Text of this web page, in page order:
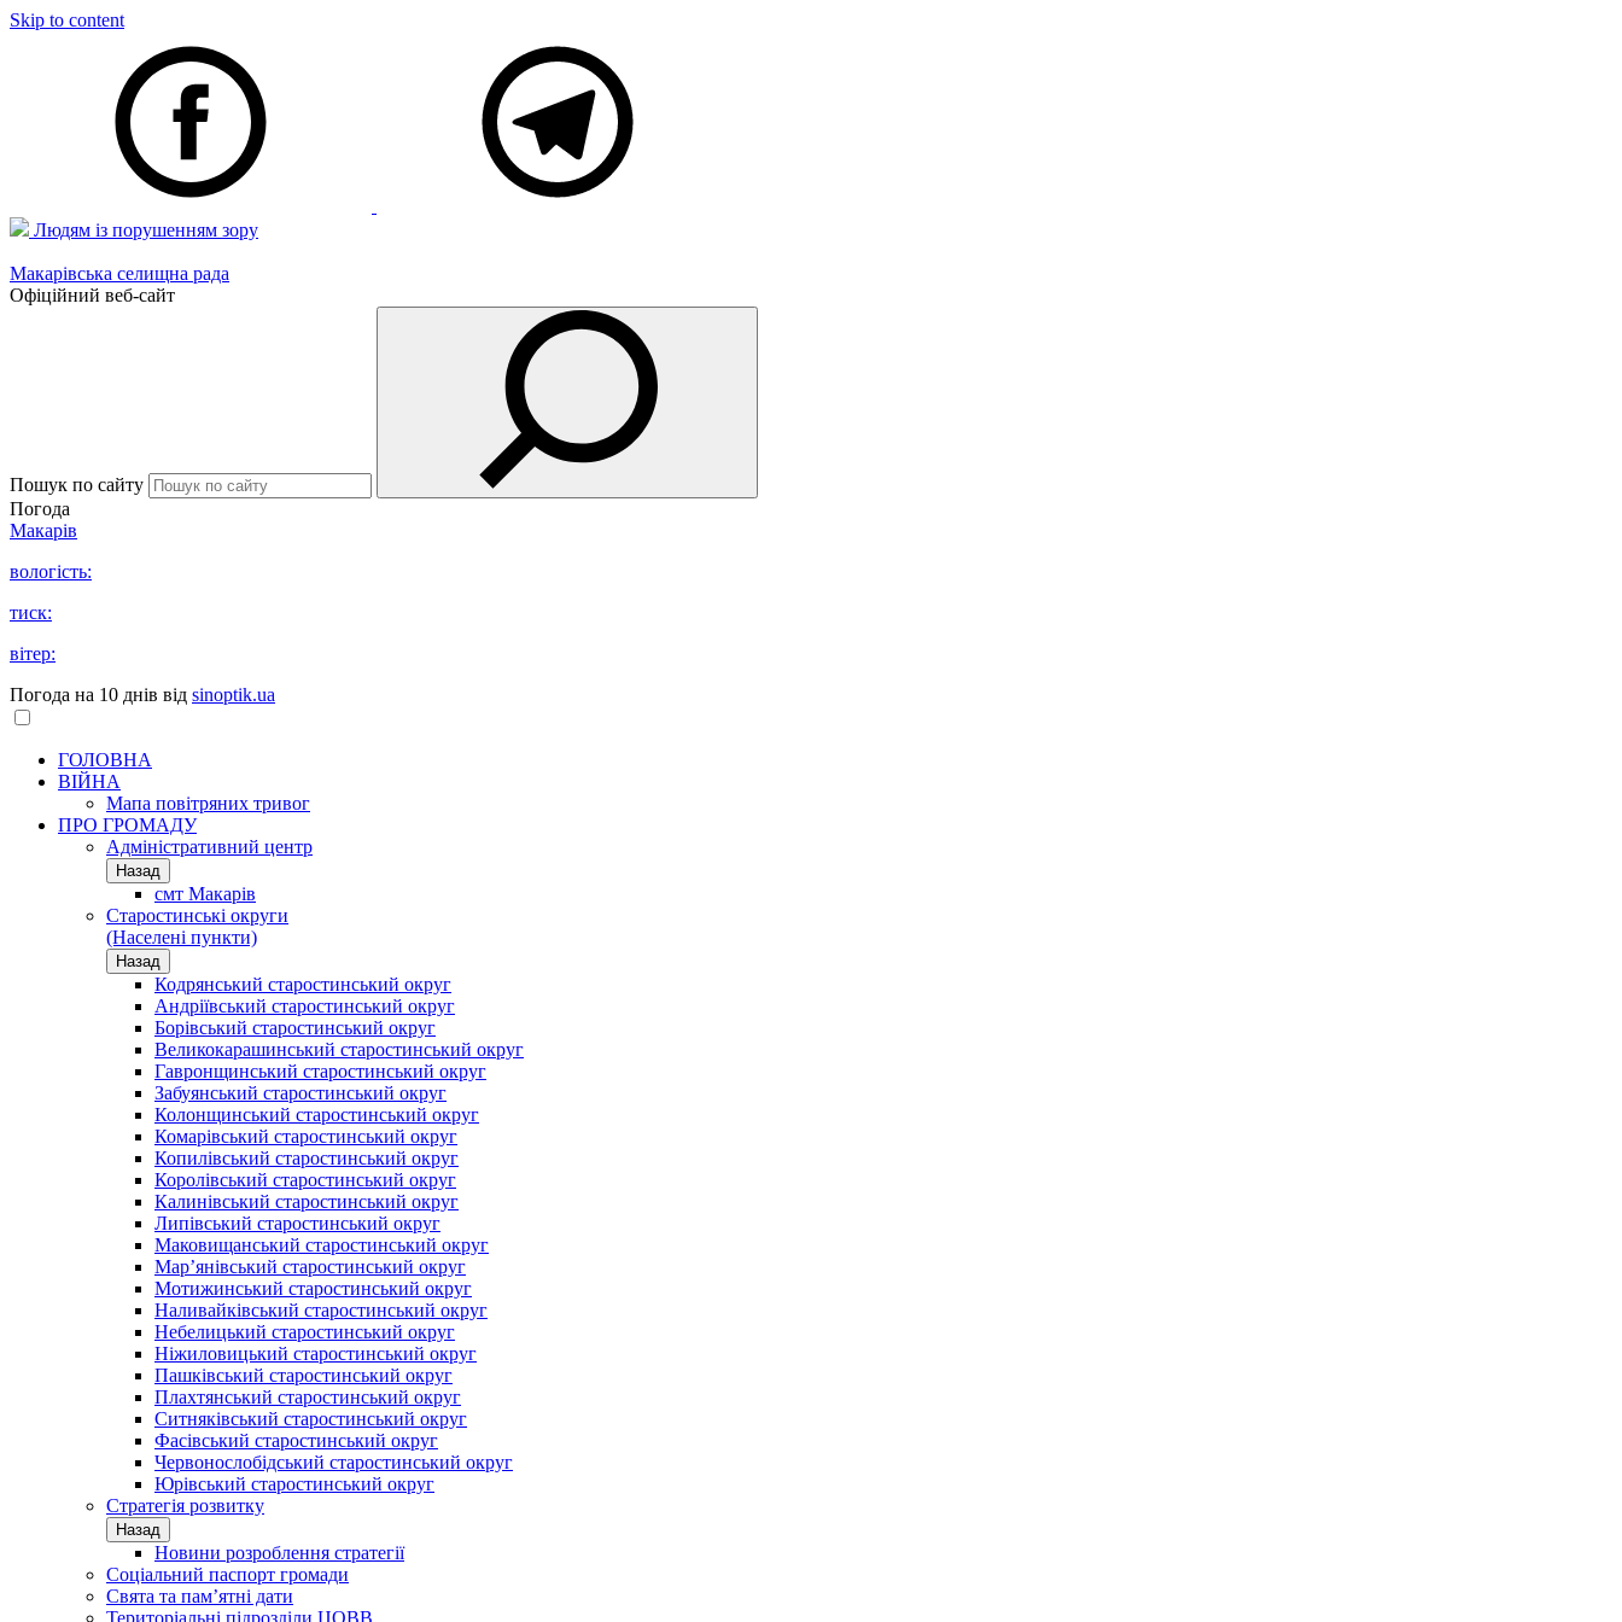
Skip to content
Людям із порушенням зору
Макарівська селищна рада
Офіційний веб-сайт
Пошук по сайту
Погода
Макарів
вологість:
тиск:
вітер:
Погода на 10 днів від sinoptik.ua
ГОЛОВНА
ВІЙНА
Мапа повітряних тривог
ПРО ГРОМАДУ
Aдміністративний центр
Назад
смт Макарів
Старостинські округи
(Населені пункти)
Назад
Кодрянський старостинський округ
Андріївський старостинський округ
Борівський старостинський округ
Великокарашинський старостинський округ
Гавронщинський старостинський округ
Забуянський старостинський округ
Колонщинський старостинський округ
Комарівський старостинський округ
Копилівський старостинський округ
Королівський старостинський округ
Калинівський старостинський округ
Липівський старостинський округ
Маковищанський старостинський округ
Мар’янівський старостинський округ
Мотижинський старостинський округ
Наливайківський старостинський округ
Небелицький старостинський округ
Ніжиловицький старостинський округ
Пашківський старостинський округ
Плахтянський старостинський округ
Ситняківський старостинський округ
Фасівський старостинський округ
Червонослобідський старостинський округ
Юрівський старостинський округ
Стратегія розвитку
Назад
Новини розроблення стратегії
Соціальний паспорт громади
Свята та пам’ятні дати
Територіальні підрозділи ЦОВВ